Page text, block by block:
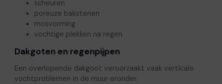
scheuren
poreuze bakstenen
mosvorming
vochtige plekken na regen
Dakgoten en regenpijpen
Een overlopende dakgoot veroorzaakt vaak verticale
vochtproblemen in de muur eronder.